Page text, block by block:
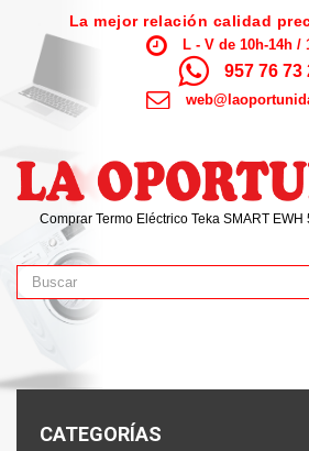
La mejor relación calidad
L - V de 10h-14h /
957 76 73
Comprar Termo Eléctrico Teka SMART
CATEGORÍAS